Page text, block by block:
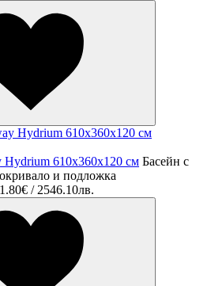
Hydrium 610x360x120 см Басейн с
и подложка
/ 2546.10лв.